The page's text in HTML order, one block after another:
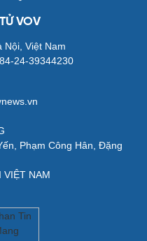
VOV
Nội, Việt Nam
24-39344230
Phạm Công Hân, Đặng
NAM